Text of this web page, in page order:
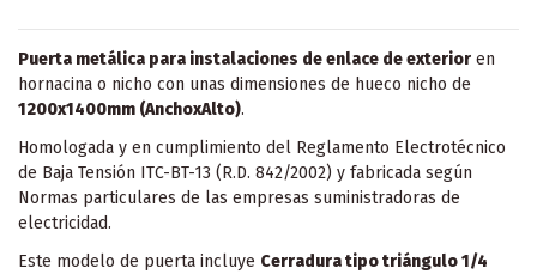
Puerta metálica para instalaciones de enlace de exterior en
hornacina o nicho con unas dimensiones de hueco nicho de
1200x1400mm (AnchoxAlto).
Homologada y en cumplimiento del Reglamento Electrotécnico
de Baja Tensión ITC-BT-13 (R.D. 842/2002) y fabricada según
Normas particulares de las empresas suministradoras de
electricidad.
Este modelo de puerta incluye Cerradura tipo triángulo 1/4